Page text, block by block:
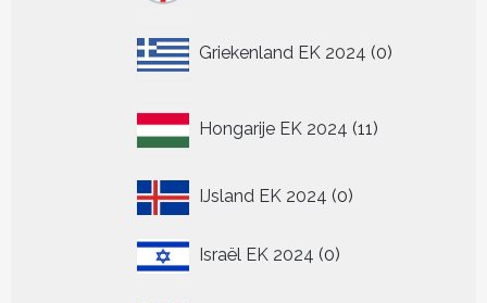
Griekenland EK 2024 0
producten
Hongarije EK 2024 11
producten
IJsland EK 2024 00
Israël EK 2024 00